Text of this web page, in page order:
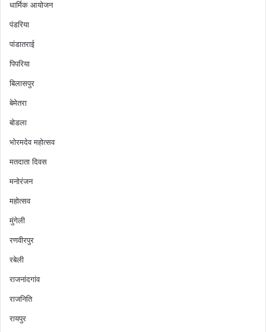
धार्मिक आयोजन
पंडरिया
पांडातराई
पिपरिया
बिलासपुर
बेमेतरा
बोडला
भोरमदेव महोत्सव
मतदाता दिवस
मनोरंजन
महोत्सव
मुंगेली
रणवीरपुर
रबेली
राजनांदगांव
राजनिति
रायपुर